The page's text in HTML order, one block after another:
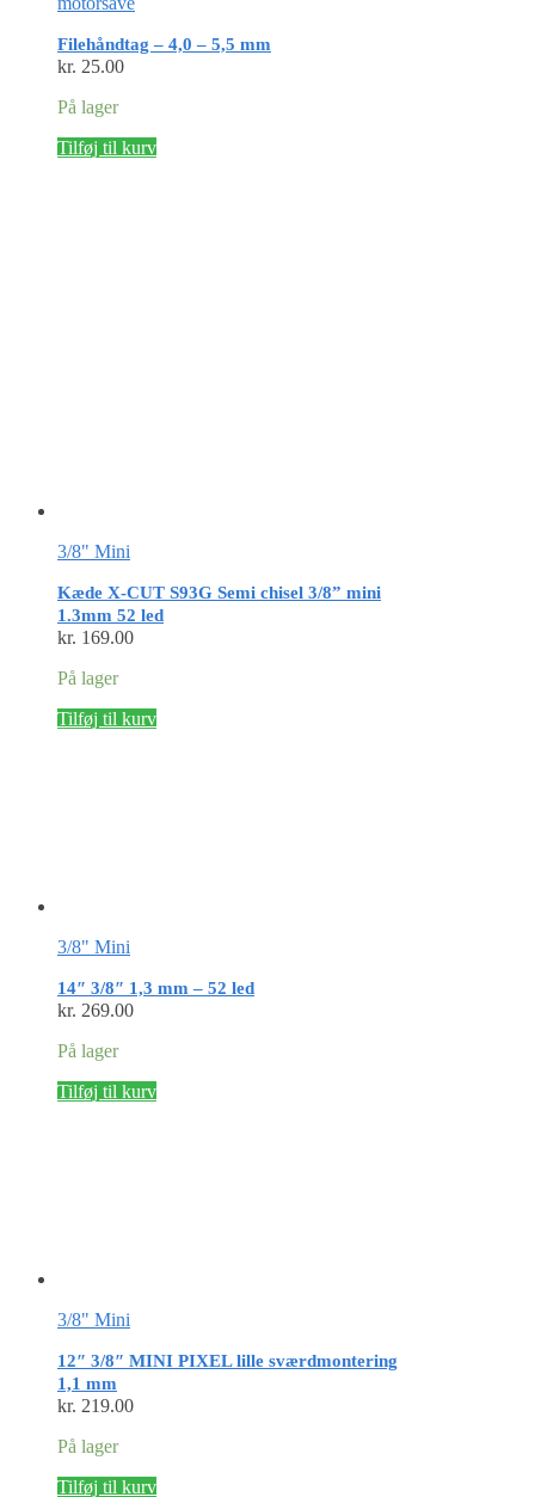
Filehåndtag – 4,0 – 5,5 mm
kr. 25.00
På lager
Tilføj til kurv
3/8" Mini
Kæde X-CUT S93G Semi chisel 3/8” mini
1.3mm 52 led
kr. 169.00
På lager
Tilføj til kurv
3/8" Mini
14″ 3/8″ 1,3 mm – 52 led
kr. 269.00
På lager
Tilføj til kurv
3/8" Mini
12″ 3/8″ MINI PIXEL lille sværdmontering
1,1 mm
kr. 219.00
På lager
Tilføj til kurv